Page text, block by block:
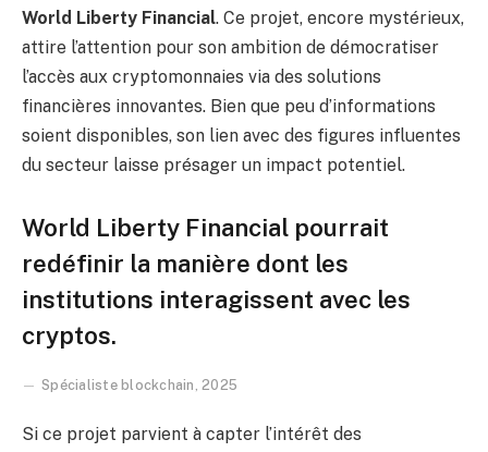
World Liberty Financial. Ce projet, encore mystérieux,
attire l’attention pour son ambition de démocratiser
l’accès aux cryptomonnaies via des solutions
financières innovantes. Bien que peu d’informations
soient disponibles, son lien avec des figures influentes
du secteur laisse présager un impact potentiel.
World Liberty Financial pourrait
redéfinir la manière dont les
institutions interagissent avec les
cryptos.
Spécialiste blockchain, 2025
Si ce projet parvient à capter l’intérêt des